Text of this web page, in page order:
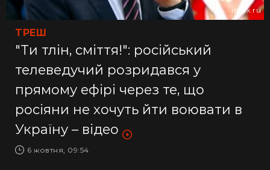
ТРЕШ
"Ти тлін, сміття!": російський
телеведучий розридався у
прямому ефірі через те, що
росіяни не хочуть йти воювати в
Україну – відео
6 жовтня, 09:54
infox.ru